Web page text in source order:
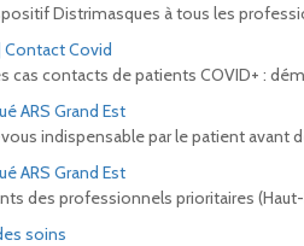
Distrimasques à tous les
Contact Covid
cas contacts de patients COVID+ :
ARS Grand Est
indispensable par le patient avant
ARS Grand Est
des professionnels prioritaires
soins